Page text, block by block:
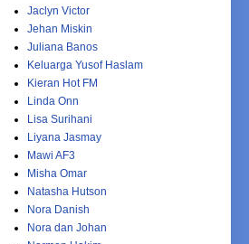
Jaclyn Victor
Jehan Miskin
Juliana Banos
Keluarga Yusof Haslam
Kieran Hot FM
Linda Onn
Lisa Surihani
Liyana Jasmay
Mawi AF3
Misha Omar
Natasha Hutson
Nora Danish
Nora dan Johan